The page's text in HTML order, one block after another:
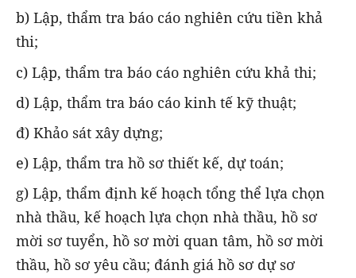
b) Lập, thẩm tra báo cáo nghiên cứu tiền khả
thi;
c) Lập, thẩm tra báo cáo nghiên cứu khả thi;
d) Lập, thẩm tra báo cáo kinh tế kỹ thuật;
đ) Khảo sát xây dựng;
e) Lập, thẩm tra hồ sơ thiết kế, dự toán;
g) Lập, thẩm định kế hoạch tổng thể lựa chọn
nhà thầu, kế hoạch lựa chọn nhà thầu, hồ sơ
mời sơ tuyển, hồ sơ mời quan tâm, hồ sơ mời
thầu, hồ sơ yêu cầu; đánh giá hồ sơ dự sơ